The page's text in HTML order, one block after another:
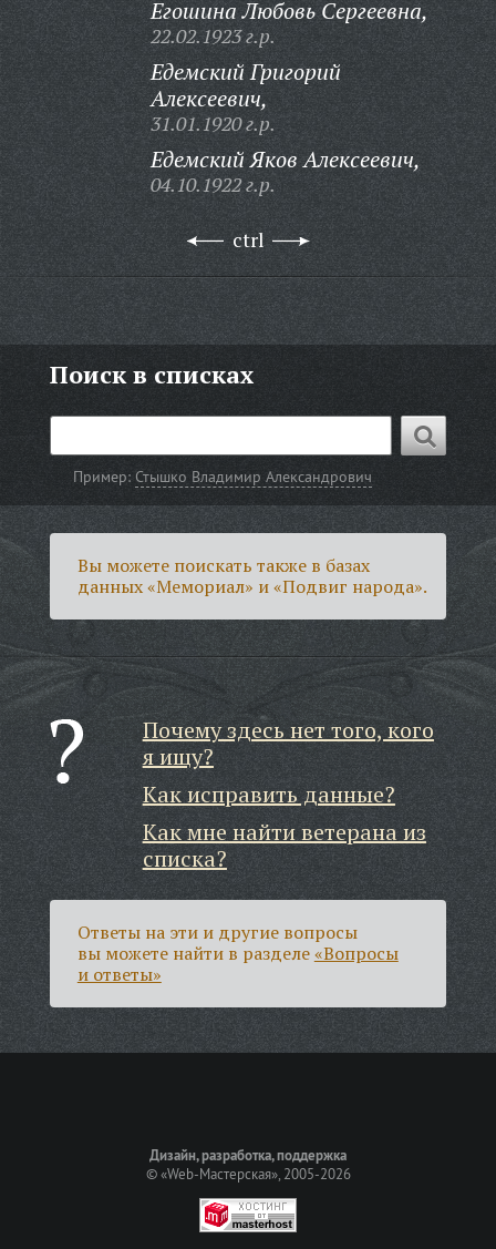
Егошина Любовь Сергеевна,
22.02.1923 г.р.
Едемский Григорий
Алексеевич,
31.01.1920 г.р.
Едемский Яков Алексеевич,
04.10.1922 г.р.
ctrl
Поиск в списках
Пример: Стышко Владимир Александрович
Вы можете поискать также в базах
данных «Мемориал» и «Подвиг народа».
Почему здесь нет того, кого
я ищу?
Как исправить данные?
Как мне найти ветерана из
списка?
Ответы на эти и другие вопросы
вы можете найти в разделе«Вопросы
и ответы»
Дизайн, разработка, поддержка
©«Web-Мастерская», 2005-2026